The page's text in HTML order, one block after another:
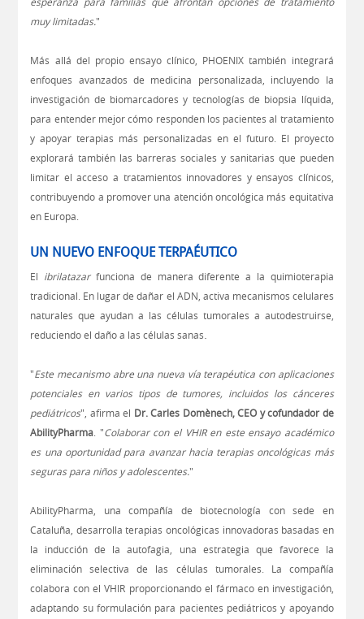
muy limitadas."
Más allá del propio ensayo clínico, PHOENIX también integrará
enfoques avanzados de medicina personalizada, incluyendo la
investigación de biomarcadores y tecnologías de biopsia líquida,
para entender mejor cómo responden los pacientes al tratamiento
y apoyar terapias más personalizadas en el futuro. El proyecto
explorará también las barreras sociales y sanitarias que pueden
limitar el acceso a tratamientos innovadores y ensayos clínicos,
contribuyendo a promover una atención oncológica más equitativa
en Europa.
UN NUEVO ENFOQUE TERPAÉUTICO
El ibrilatazar funciona de manera diferente a la quimioterapia
tradicional. En lugar de dañar el ADN, activa mecanismos celulares
naturales que ayudan a las células tumorales a autodestruirse,
reduciendo el daño a las células sanas.
"Este mecanismo abre una nueva vía terapéutica con aplicaciones
potenciales en varios tipos de tumores, incluidos los cánceres
pediátricos", afirma el Dr. Carles Domènech, CEO y cofundador de
AbilityPharma . "Colaborar con el VHIR en este ensayo académico
es una oportunidad para avanzar hacia terapias oncológicas más
seguras para niños y adolescentes."
AbilityPharma, una compañía de biotecnología con sede en
Cataluña, desarrolla terapias oncológicas innovadoras basadas en
la inducción de la autofagia, una estrategia que favorece la
eliminación selectiva de las células tumorales. La compañía
colabora con el VHIR proporcionando el fármaco en investigación,
adaptando su formulación para pacientes pediátricos y apoyando